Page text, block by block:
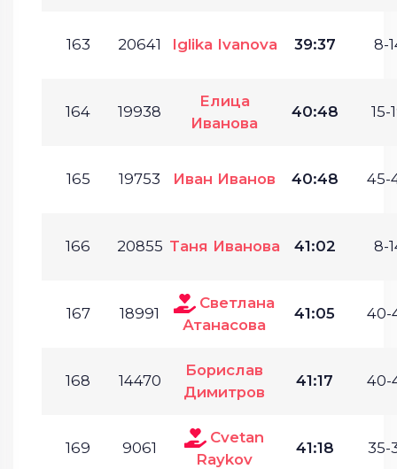
163 20641 Iglika Ivanova 39:37 8-
164 19938
Елица
Иванова
40:48 15-
165 19753 Иван Иванов 40:48 45-
166 20855 Таня Иванова 41:02 8-
167 18991
Светлана
Атанасова
41:05 40-
168 14470
Борислав
Димитров
41:17 40-
169 9061
Cvetan
Raykov
41:18 35-